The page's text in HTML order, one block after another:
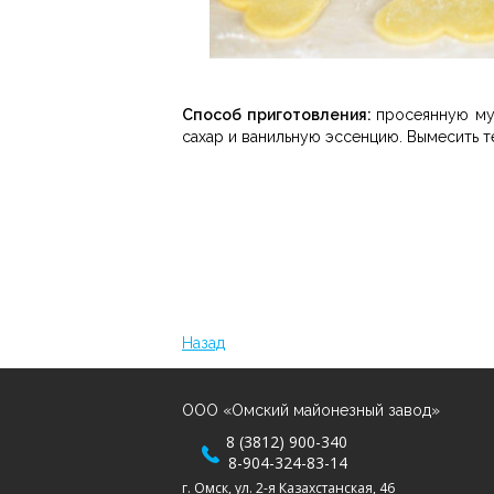
Способ приготовления: просеянную
сахар и ванильную эссенцию.
Вымесить
Назад
ООО «Омский майонезный завод»
8 (3812) 900-340
8-904-324-83-14
г. Омск, ул. 2-я Казахстанская, 46